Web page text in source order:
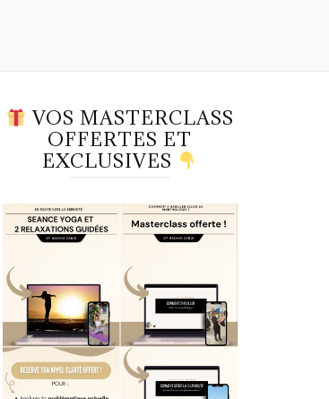
VOS MASTERCLASS
OFFERTES ET
EXCLUSIVES